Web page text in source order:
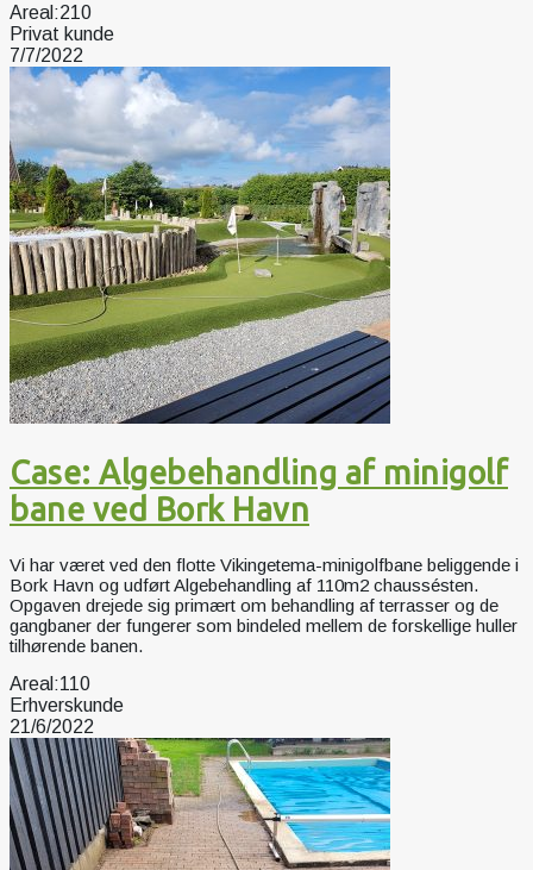
Areal:210
Privat kunde
7/7/2022
Case: Algebehandling af minigolf
bane ved Bork Havn
Vi har været ved den flotte Vikingetema-minigolfbane beliggende i
Bork Havn og udført Algebehandling af 110m2 chaussésten.
Opgaven drejede sig primært om behandling af terrasser og de
gangbaner der fungerer som bindeled mellem de forskellige huller
tilhørende banen.
Areal:110
Erhverskunde
21/6/2022